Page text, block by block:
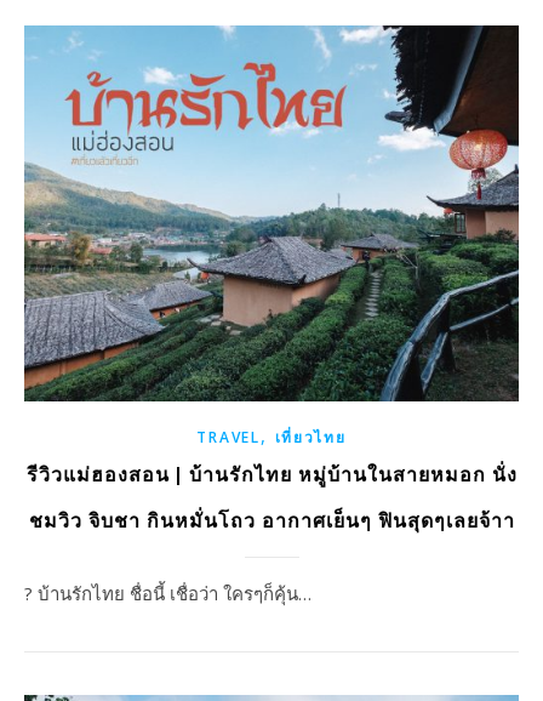
TRAVEL, เที่ยวไทย
รีวิวแม่ฮองสอน | บ้านรักไทย หมู่บ้านในสายหมอก นั่ง
ชมวิว จิบชา กินหมั่นโถว อากาศเย็นๆ ฟินสุดๆเลยจ้าา
? บ้านรักไทย ชื่อนี้ เชื่อว่า ใครๆก็คุ้น…